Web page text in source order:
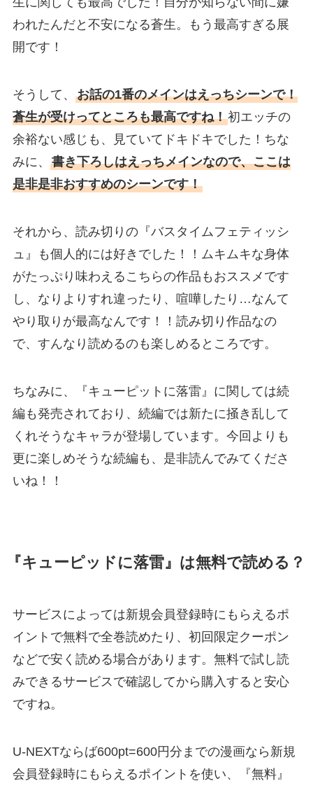
われたんだと不安になる蒼生。もう最高すぎる展
開です！
そうして、 お話の1番のメインはえっちシーンで！
蒼生が受けってところも最高ですね！初エッチの
余裕ない感じも、見ていてドキドキでした！ちな
みに、 書き下ろしはえっちメインなので、ここは
是非是非おすすめのシーンです！
それから、読み切りの『バスタイムフェティッシ
ュ』も個人的には好きでした！！ムキムキな身体
がたっぷり味わえるこちらの作品もおススメです
し、なりよりすれ違ったり、喧嘩したり…なんて
やり取りが最高なんです！！読み切り作品なの
で、すんなり読めるのも楽しめるところです。
ちなみに、『キューピットに落雷』に関しては続
編も発売されており、続編では新たに掻き乱して
くれそうなキャラが登場しています。今回よりも
更に楽しめそうな続編も、是非読んでみてくださ
いね！！
『キューピッドに落雷』は無料で読める？
サービスによっては新規会員登録時にもらえるポ
イントで無料で全巻読めたり、初回限定クーポン
などで安く読める場合があります。無料で試し読
みできるサービスで確認してから購入すると安心
ですね。
U-NEXTならば600pt=600円分までの漫画なら新規
会員登録時にもらえるポイントを使い、『無料』